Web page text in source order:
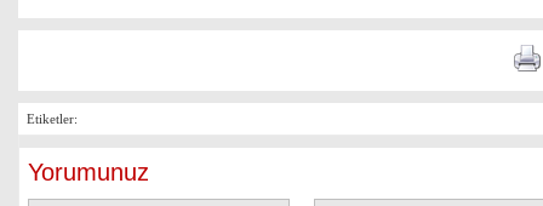
Etiketler:
Yorumunuz